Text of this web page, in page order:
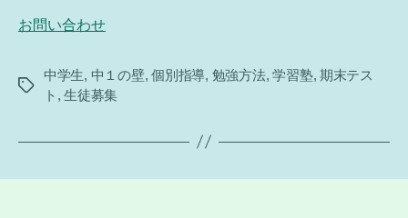
お問い合わせ
タ
中学生, 中１の壁,個別指導, 勉強方法,学習塾, 期末テス
ト ,生徒募集